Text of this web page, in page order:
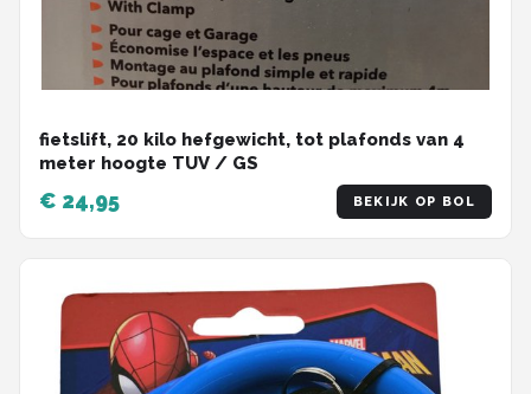
fietslift, 20 kilo hefgewicht, tot plafonds van 4
meter hoogte TUV / GS
€ 24,95 BEKIJK OP BOL